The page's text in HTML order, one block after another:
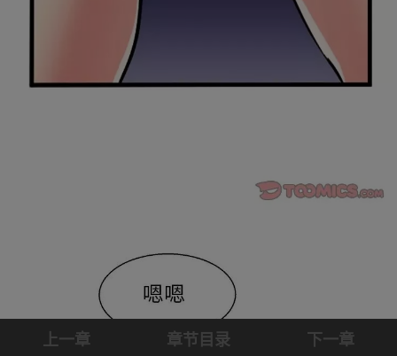
上一章 章节目录 下一章